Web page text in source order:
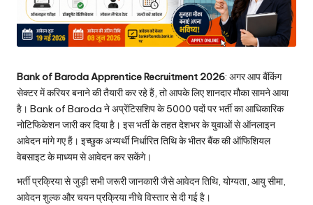
Bank of Baroda Apprentice Recruitment 2026: अगर आप बैंकिंग
सेक्टर में करियर बनाने की तैयारी कर रहे हैं, तो आपके लिए शानदार मौका सामने आया
है। Bank of Baroda ने अप्रेंटिसशिप के 5000 पदों पर भर्ती का आधिकारिक
नोटिफिकेशन जारी कर दिया है। इस भर्ती के तहत देशभर के युवाओं से ऑनलाइन
आवेदन मांगे गए हैं। इच्छुक अभ्यर्थी निर्धारित तिथि के भीतर बैंक की ऑफिशियल
वेबसाइट के माध्यम से आवेदन कर सकेंगे।
भर्ती प्रक्रिया से जुड़ी सभी जरूरी जानकारी जैसे आवेदन तिथि, योग्यता, आयु सीमा,
आवेदन शुल्क और चयन प्रक्रिया नीचे विस्तार से दी गई है।